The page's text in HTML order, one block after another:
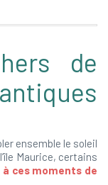
de
ensemble le soleil
Maurice, certains
ces moments de